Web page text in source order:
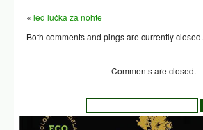
«led lučka za nohte
Both comments and pings are currently closed.
Comments are closed.